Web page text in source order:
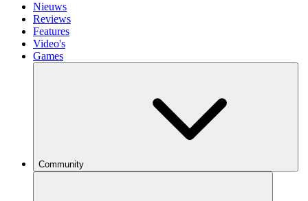
Nieuws
Reviews
Features
Video's
Games
Community